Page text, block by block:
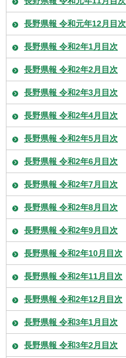
長野県報 令和元年12月目次
長野県報 令和2年1月目次
長野県報 令和2年2月目次
長野県報 令和2年3月目次
長野県報 令和2年4月目次
長野県報 令和2年5月目次
長野県報 令和2年6月目次
長野県報 令和2年7月目次
長野県報 令和2年8月目次
長野県報 令和2年9月目次
長野県報 令和2年10月目次
長野県報 令和2年11月目次
長野県報 令和2年12月目次
長野県報 令和3年1月目次
長野県報 令和3年2月目次